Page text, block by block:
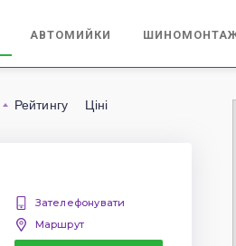
АВТОМИЙКИ
Рейтингу Ціні
Зателефонувати
Маршрут